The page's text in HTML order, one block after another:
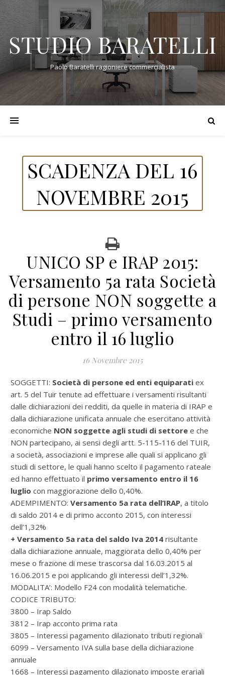
STUDIO BARATELLI
Paolo Baratelli ragioniere commercialista
SCADENZA DEL 16
NOVEMBRE 2015
UNICO SP e IRAP 2015:
Versamento 5a rata Società
di persone NON soggette a
Studi – primo versamento
entro il 16 luglio
16 Novembre 2015
SOGGETTI: Società di persone ed enti equiparati ex
art. 5 del Tuir tenute ad effettuare i versamenti risultanti
dalle dichiarazioni dei redditi, da quelle in materia di IRAP e
dalla dichiarazione unificata annuale che esercitano attività
economiche NON soggette agli studi di settore e che
NON partecipano, ai sensi degli artt. 5-115-116 del TUIR,
a società, associazioni e imprese alle quali si applicano gli
studi di settore, le quali hanno scelto il pagamento rateale
ed hanno effettuato il primo versamento entro il 16
luglio con maggiorazione dello 0,40%.
ADEMPIMENTO: Versamento 5a rata dell’IRAP, a titolo
di saldo 2014 e di primo acconto 2015, con interessi
dell’1,32%
+ Versamento 5a rata del saldo Iva 2014 risultante
dalla dichiarazione annuale, maggiorata dello 0,40% per
mese o frazione di mese trascorsa dal 16.03.2015 al
16.06.2015 e poi applicando gli interessi dell’1,32%.
MODALITA’: Modello F24 con modalità telematiche.
CODICE TRIBUTO:
3800 – Irap Saldo
3812 – Irap acconto prima rata
3805 – Interessi pagamento dilazionato tributi regionali
6099 – Versamento IVA sulla base della dichiarazione
annuale
1668 – Interessi pagamento dilazionato imposte erariali